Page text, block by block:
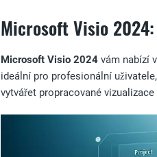
Microsoft Visio
Microsoft Visio 2024 vám nabízí
ideální pro profesionální
vytvářet propracované